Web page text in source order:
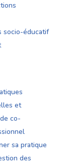
socio-éducatif
et
co-
sa pratique
des